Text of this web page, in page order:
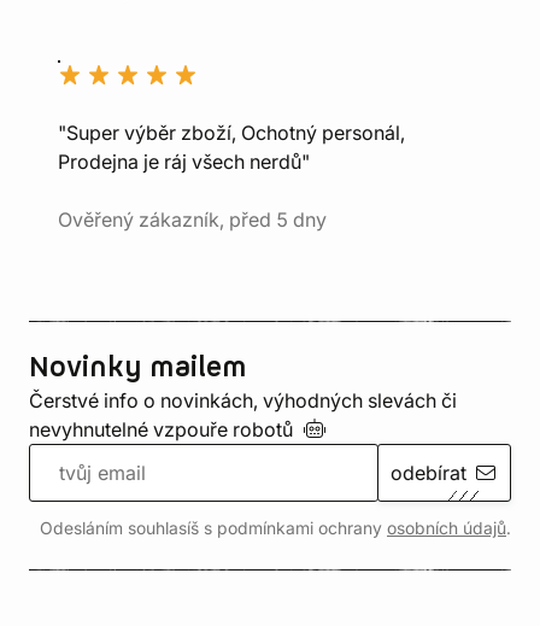
"Super výběr zboží, Ochotný personál,
Prodejna je ráj všech nerdů"
Ověřený zákazník, před 5 dny
Novinky mailem
Čerstvé info o novinkách, výhodných slevách či
nevyhnutelné vzpouře robotů
odebírat
Odesláním souhlasíš s podmínkami ochrany osobních údajů.